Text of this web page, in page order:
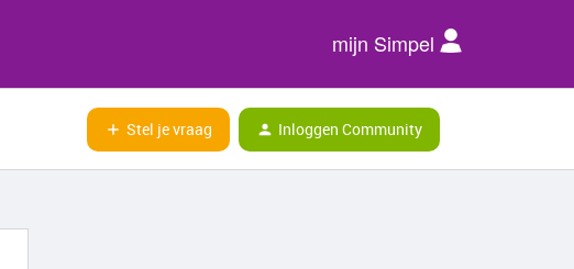
mijn Simpel
Stel je vraag Inloggen Community